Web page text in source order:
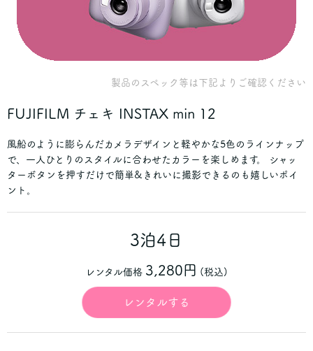
製品のスペック等は下記よりご確認ください
FUJIFILM チェキ INSTAX min 12
風船のように膨らんだカメラデザインと軽やかな5色のラインナップ
で、一人ひとりのスタイルに合わせたカラーを楽しめます。 シャッ
ターボタンを押すだけで簡単&きれいに撮影できるのも嬉しいポイ
ント。
3泊4日
レンタル価格 3,280円 (税込)
レンタルする